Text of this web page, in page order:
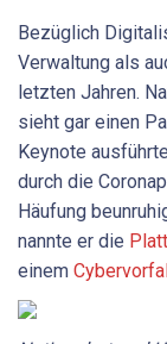
Bezüglich
Verwaltung als
letzten Jahren.
sieht gar einen
Keynote
durch die
Häufung
nannte er die
einem